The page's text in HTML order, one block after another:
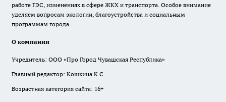
работе ГЭС, изменениях в сфере ЖКХ и транспорта. Особое внимание
уделяем вопросам экологии, благоустройства и социальным
программам города.
О компании
Учредитель: ООО «Про Город Чувашская Республика»
Главный редактор: Кошкина К.С.
Возрастная категория сайта: 16+